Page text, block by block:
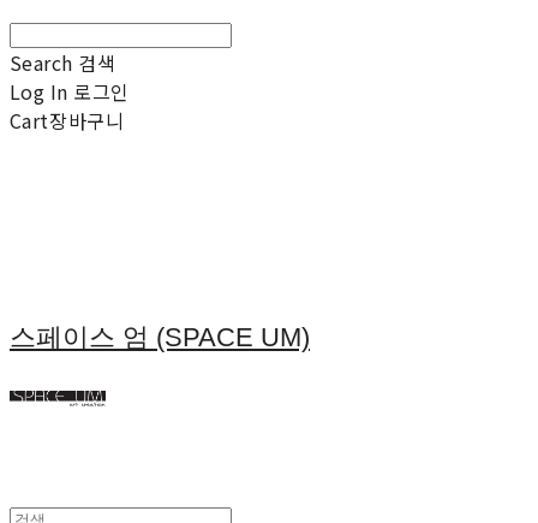
Search 검색
Log In 로그인
Cart장바구니
스페이스 엄 (SPACE UM)